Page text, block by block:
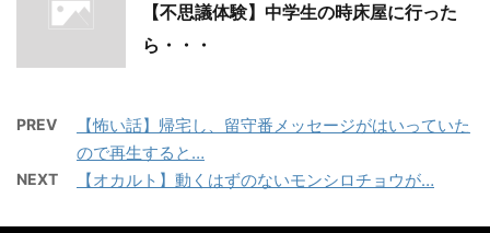
【不思議体験】中学生の時床屋に行った
ら・・・
PREV
【怖い話】帰宅し、留守番メッセージがはいっていた
ので再生すると…
NEXT 【オカルト】動くはずのないモンシロチョウが…